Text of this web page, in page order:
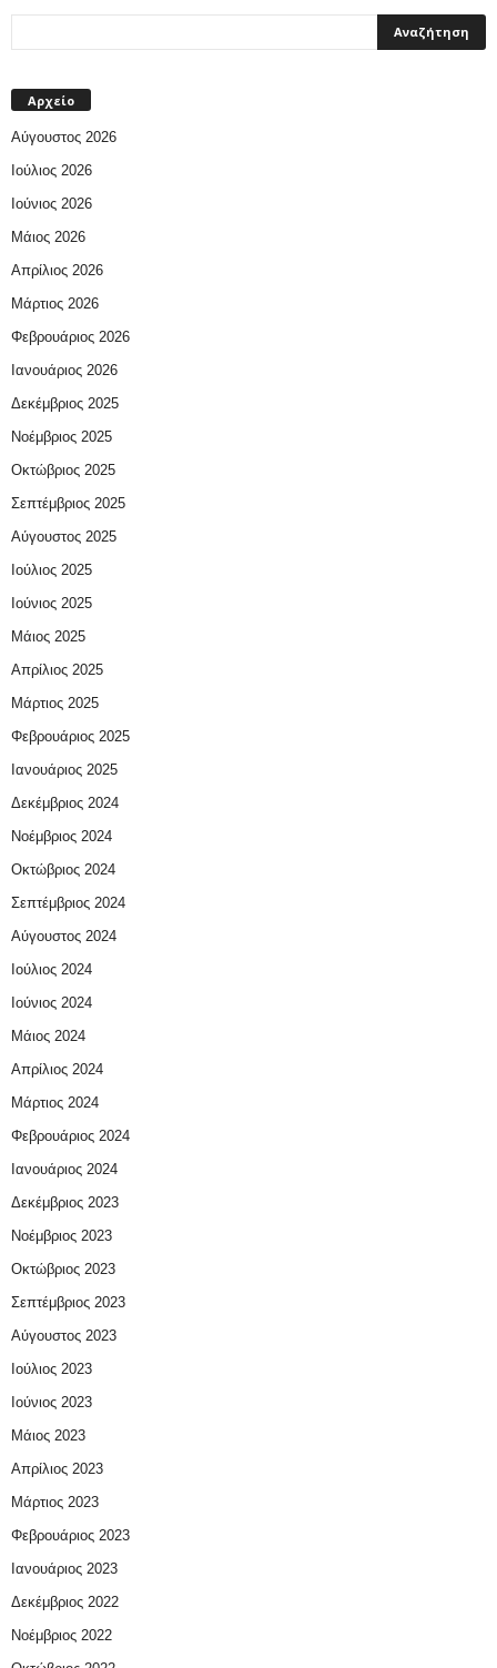
Αρχείο
Αύγουστος 2026
Ιούλιος 2026
Ιούνιος 2026
Μάιος 2026
Απρίλιος 2026
Μάρτιος 2026
Φεβρουάριος 2026
Ιανουάριος 2026
Δεκέμβριος 2025
Νοέμβριος 2025
Οκτώβριος 2025
Σεπτέμβριος 2025
Αύγουστος 2025
Ιούλιος 2025
Ιούνιος 2025
Μάιος 2025
Απρίλιος 2025
Μάρτιος 2025
Φεβρουάριος 2025
Ιανουάριος 2025
Δεκέμβριος 2024
Νοέμβριος 2024
Οκτώβριος 2024
Σεπτέμβριος 2024
Αύγουστος 2024
Ιούλιος 2024
Ιούνιος 2024
Μάιος 2024
Απρίλιος 2024
Μάρτιος 2024
Φεβρουάριος 2024
Ιανουάριος 2024
Δεκέμβριος 2023
Νοέμβριος 2023
Οκτώβριος 2023
Σεπτέμβριος 2023
Αύγουστος 2023
Ιούλιος 2023
Ιούνιος 2023
Μάιος 2023
Απρίλιος 2023
Μάρτιος 2023
Φεβρουάριος 2023
Ιανουάριος 2023
Δεκέμβριος 2022
Νοέμβριος 2022